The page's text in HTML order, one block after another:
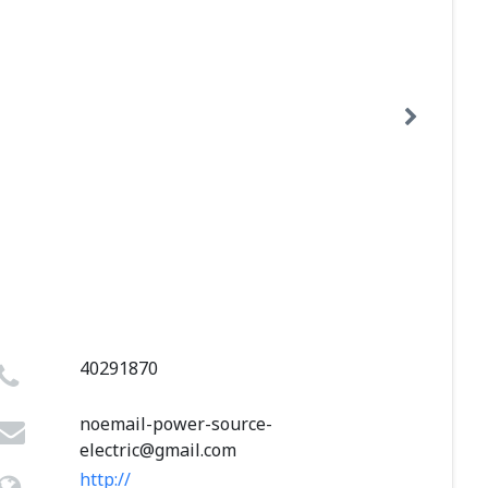
40291870
noemail-power-source-
electric@gmail.com
http://